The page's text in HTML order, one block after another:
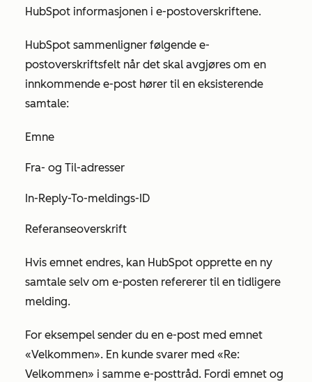
HubSpot informasjonen i e-postoverskriftene.
HubSpot sammenligner følgende e-
postoverskriftsfelt når det skal avgjøres om en
innkommende e-post hører til en eksisterende
samtale:
Emne
Fra- og Til-adresser
In-Reply-To-meldings-ID
Referanseoverskrift
Hvis emnet endres, kan HubSpot opprette en ny
samtale selv om e-posten refererer til en tidligere
melding.
For eksempel sender du en e-post med emnet
«Velkommen». En kunde svarer med «Re:
Velkommen» i samme e-posttråd. Fordi emnet og